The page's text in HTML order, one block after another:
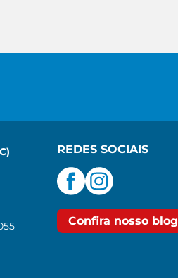
REDES SOCIAIS
Confira nosso blog